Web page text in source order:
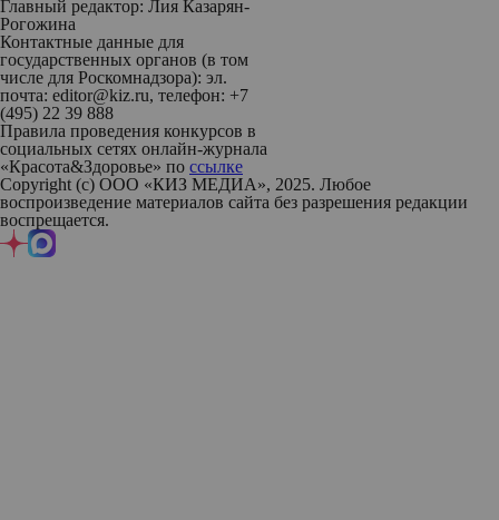
Главный редактор: Лия Казарян-
Рогожина
Контактные данные для
государственных органов (в том
числе для Роскомнадзора): эл.
почта: editor@kiz.ru, телефон: +7
(495) 22 39 888
Правила проведения конкурсов в
социальных сетях онлайн-журнала
«Красота&Здоровье» по ссылке
Copyright (с) ООО «КИЗ МЕДИА», 2025. Любое
воспроизведение материалов сайта без разрешения редакции
воспрещается.